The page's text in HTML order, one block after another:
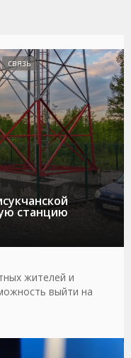
станцию
СВЯЗЬ
жителей и
выйти на